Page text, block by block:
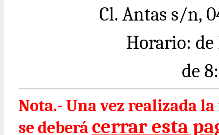
Cl. Antas s/n,
Horario: de
de
Nota.- Una vez realizada
se deberá cerrar esta